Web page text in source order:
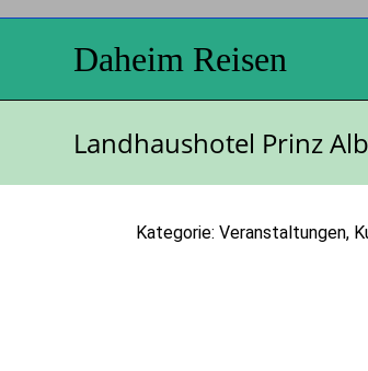
Daheim Reisen
Landhaushotel Prinz
Kategorie: Veranstaltungen,